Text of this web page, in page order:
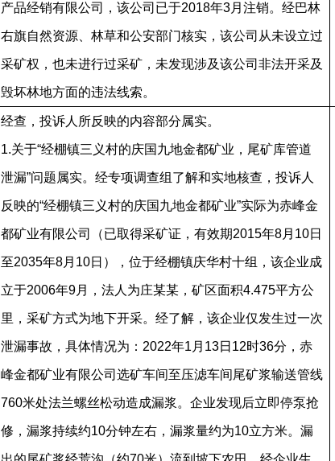
产品经销有限公司，该公司已于2018年3月注销。经巴林
右旗自然资源、林草和公安部门核实，该公司从未设立过
采矿权，也未进行过采矿，未发现涉及该公司非法开采及
毁坏林地方面的违法线索。
经查，投诉人所反映的内容部分属实。
1.关于“经棚镇三义村的庆国九地金都矿业，尾矿库管道
泄漏”问题属实。经专项调查组了解和实地核查，投诉人
反映的“经棚镇三义村的庆国九地金都矿业”实际为赤峰金
都矿业有限公司（已取得采矿证，有效期2015年8月10日
至2035年8月10日），位于经棚镇庆华村十组，该企业成
立于2006年9月，法人为庄某某，矿区面积4.475平方公
里，采矿方式为地下开采。经了解，该企业仅发生过一次
泄漏事故，具体情况为：2022年1月13日12时36分，赤
峰金都矿业有限公司选矿车间至压滤车间尾矿浆输送管线
760米处法兰螺丝松动造成漏浆。企业发现后立即停泵抢
修，漏浆持续约10分钟左右，漏浆量约为10立方米。漏